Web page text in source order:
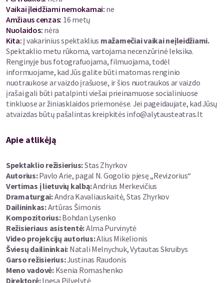
įvairiausio plauko manipuliatorių žaidimai mums puikiai
atpažįstami.
Bet ar taip?
Tai gal ir pabandykime kartu atspėti ir suprasti, kas jis,
šiandienos Revizorius?
Galbūt tai jaunas „standaperis” iš Vilniaus, trumpam užsukęs į
mažą miestelį?
Gal mergina, kuri atkakliai saugo didelę paslaptį?
O gal vis tik jis - nedidelio miestelio meras, visą gyvenimą taip ir
Kas tas generalinis inspektorius ir kada jis ateis?
Daugiau klausimų nei atsakymų.
Ateik ir išsiaiškinkime kartu.
Bus juokinga, šviesu, liūdna ir baisu!
Komedinis trileris ar nejuokinga komedija – pasirinkimas yra
jūsų.
Vaikai įleidžiami nemokamai: ne
Amžiaus cenzas: 16 metų
Nuolaidos: nėra
Kita: Į vakarinius spektaklius mažamečiai vaikaineįleidžiami.
Spektaklio metu rūkoma, vartojama necenzūrinė leksika.
Renginyje bus fotografuojama, filmuojama, todėl
informuojame, kad Jūs galite būti matomas renginio
nuotraukose ar vaizdo įrašuose, ir šios nuotraukos ar vaizdo
įrašai gali būti patalpinti viešai prieinamuose socialiniuose
tinkluose ar žiniasklaidos priemonėse. Jei pageidaujate, kad Jūsų
atvaizdas būtų pašalintas kreipkitės info@alytausteatras.lt
Apie atlikėją
Spektaklio režisierius:Stas Zhyrkov
Autorius:Pavlo Arie, pagal N. Gogolio pjesę „Revizorius“
Vertimas į lietuvių kalbą:Andrius Merkevičius
Dramaturgai:Andra Kavaliauskaitė, Stas Zhyrkov
Dailininkas:Artūras Šimonis
Kompozitorius:Bohdan Lysenko
Režisieriaus asistentė:Alma Purvinytė
Video projekcijų autorius:Alius Mikelionis
Šviesų dailininkai: Natali Melnychuk, Vytautas Skruibys
Garso režisierius:Justinas Raudonis
Meno vadovė:Ksenia Romashenko
Direktorė:Inesa Pilvelytė